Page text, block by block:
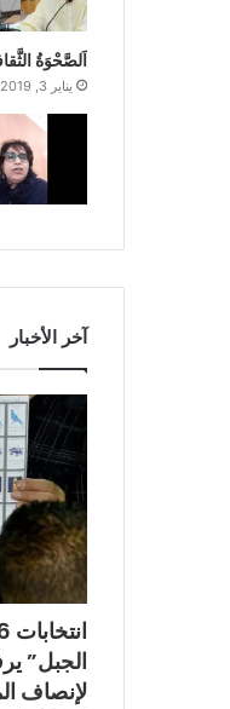
اَلصَّحْوَةُ
يناير 3, 2019
آخر الأخبار
الجبل”
لإنصاف